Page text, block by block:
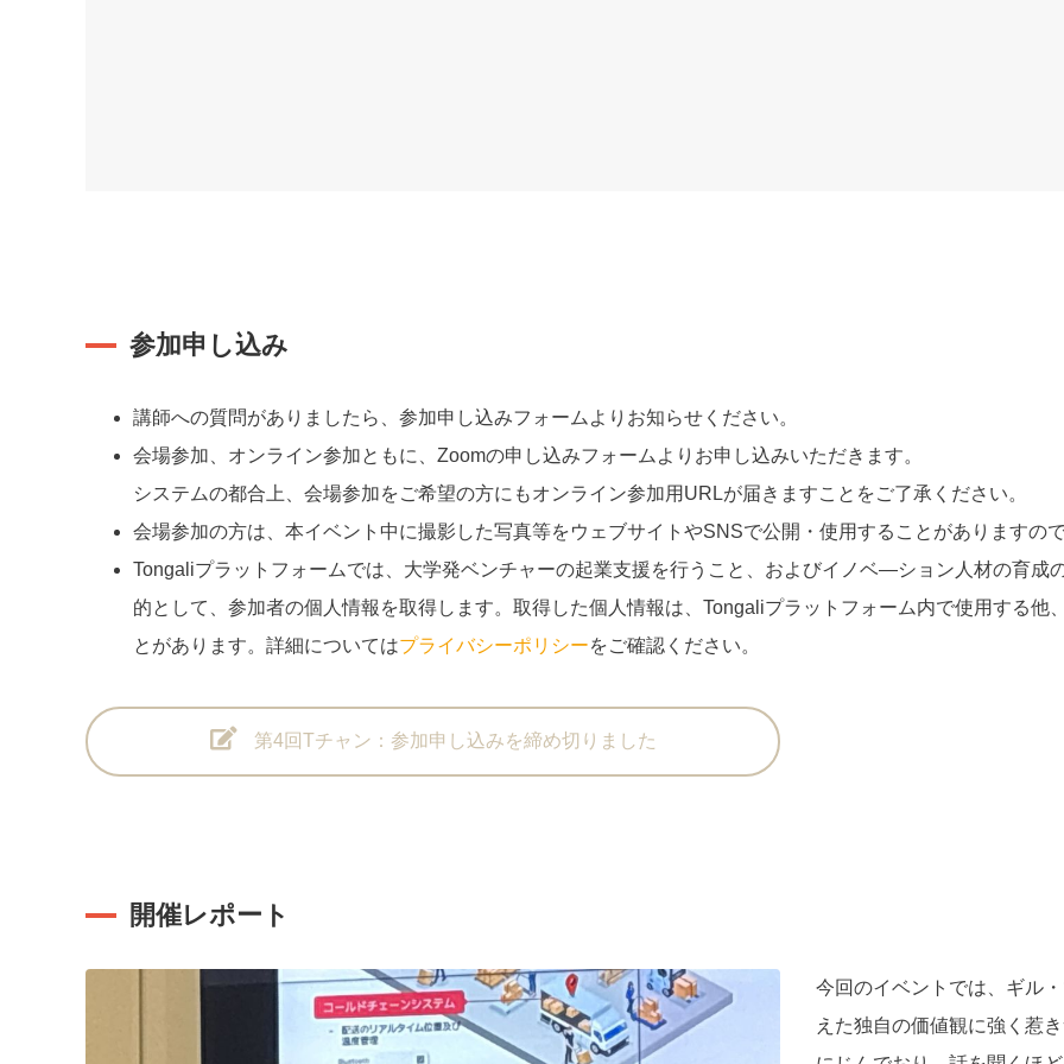
参加申し込み
講師への質問がありましたら、参加申し込みフォームよりお知らせください。
会場参加、オンライン参加ともに、Zoomの申し込みフォームよりお申し込みいただきます。
システムの都合上、会場参加をご希望の方にもオンライン参加用URLが届きますことをご了承ください。
会場参加の方は、本イベント中に撮影した写真等をウェブサイトやSNSで公開・使用することがありますの
Tongaliプラットフォームでは、大学発ベンチャーの起業支援を行うこと、およびイノベ―ション人材の育成
的として、参加者の個人情報を取得します。取得した個人情報は、Tongaliプラットフォーム内で使用する他
とがあります。詳細についてはプライバシーポリシーをご確認ください。
第4回Tチャン：参加申し込みを締め切りました
開催レポート
今回のイベントでは、ギル
えた独自の価値観に強く惹